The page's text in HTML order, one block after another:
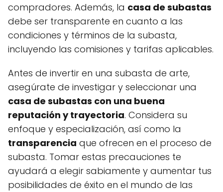
compradores. Además, la casa de subastas
debe ser transparente en cuanto a las
condiciones y términos de la subasta,
incluyendo las comisiones y tarifas aplicables.
Antes de invertir en una subasta de arte,
asegúrate de investigar y seleccionar una
casa de subastas con una buena
reputación y trayectoria. Considera su
enfoque y especialización, así como la
transparencia que ofrecen en el proceso de
subasta. Tomar estas precauciones te
ayudará a elegir sabiamente y aumentar tus
posibilidades de éxito en el mundo de las